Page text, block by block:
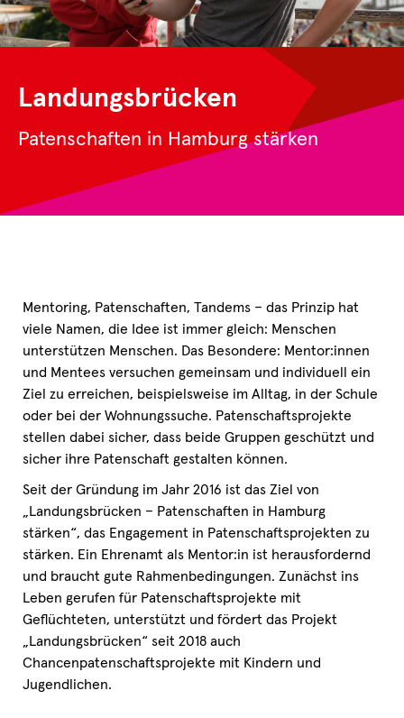
Landungsbrücken
Patenschaften in Hamburg stärken
Mentoring, Patenschaften, Tandems – das Prinzip hat
viele Namen, die Idee ist immer gleich: Menschen
unterstützen Menschen. Das Besondere: Mentor:innen
und Mentees versuchen gemeinsam und individuell ein
Ziel zu erreichen, beispielsweise im Alltag, in der Schule
oder bei der Wohnungssuche. Patenschaftsprojekte
stellen dabei sicher, dass beide Gruppen geschützt und
sicher ihre Patenschaft gestalten können.
Seit der Gründung im Jahr 2016 ist das Ziel von
„Landungsbrücken – Patenschaften in Hamburg
stärken“, das Engagement in Patenschaftsprojekten zu
stärken. Ein Ehrenamt als Mentor:in ist herausfordernd
und braucht gute Rahmenbedingungen. Zunächst ins
Leben gerufen für Patenschaftsprojekte mit
Geflüchteten, unterstützt und fördert das Projekt
„Landungsbrücken“ seit 2018 auch
Chancenpatenschaftsprojekte mit Kindern und
Jugendlichen.